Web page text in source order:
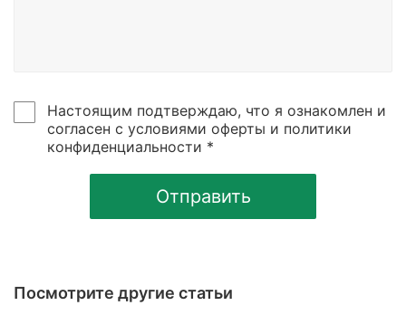
Настоящим подтверждаю, что я ознакомлен и
согласен с условиями оферты и политики
конфиденциальности *
Отправить
Посмотрите другие статьи